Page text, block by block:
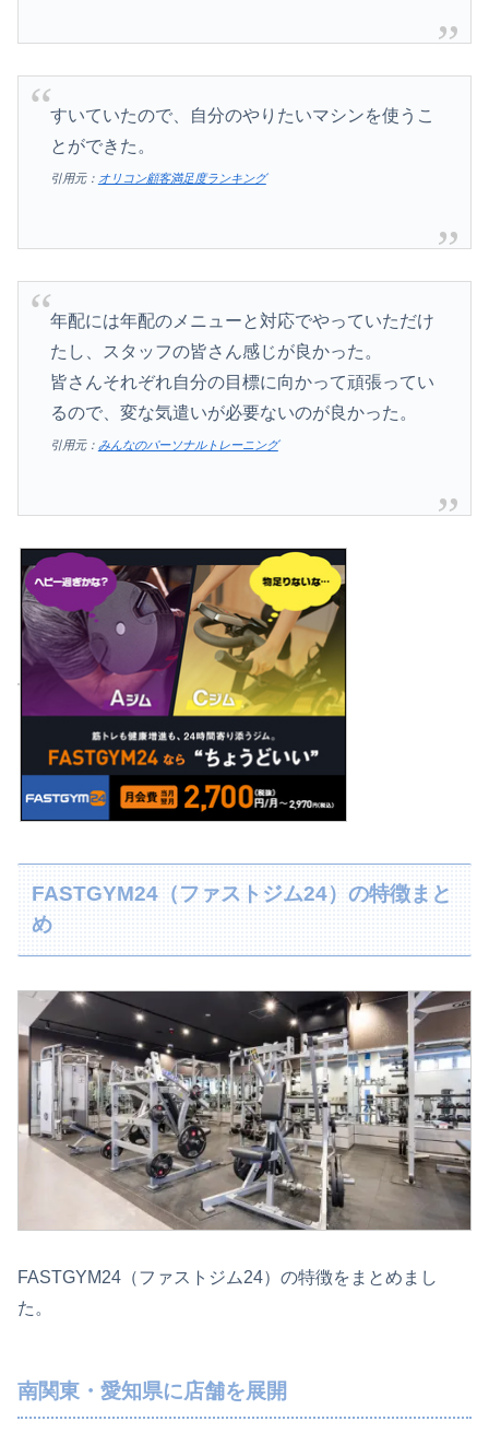
すいていたので、自分のやりたいマシンを使うこ
とができた。
引用元： オリコン顧客満足度ランキング
年配には年配のメニューと対応でやっていただけ
たし、スタッフの皆さん感じが良かった。
皆さんそれぞれ自分の目標に向かって頑張ってい
るので、変な気遣いが必要ないのが良かった。
引用元： みんなのパーソナルトレーニング
FASTGYM24（ファストジム24）の特徴まと
め
FASTGYM24（ファストジム24）の特徴をまとめまし
た。
南関東・愛知県に店舗を展開